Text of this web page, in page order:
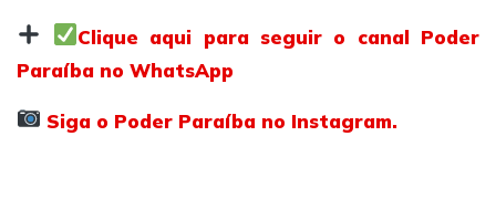
Clique aqui para seguir o canal Poder
Paraíba no WhatsApp
Siga o Poder Paraíba no Instagram.